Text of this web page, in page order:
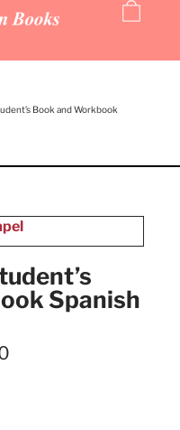
Book and Workbook
Spanish